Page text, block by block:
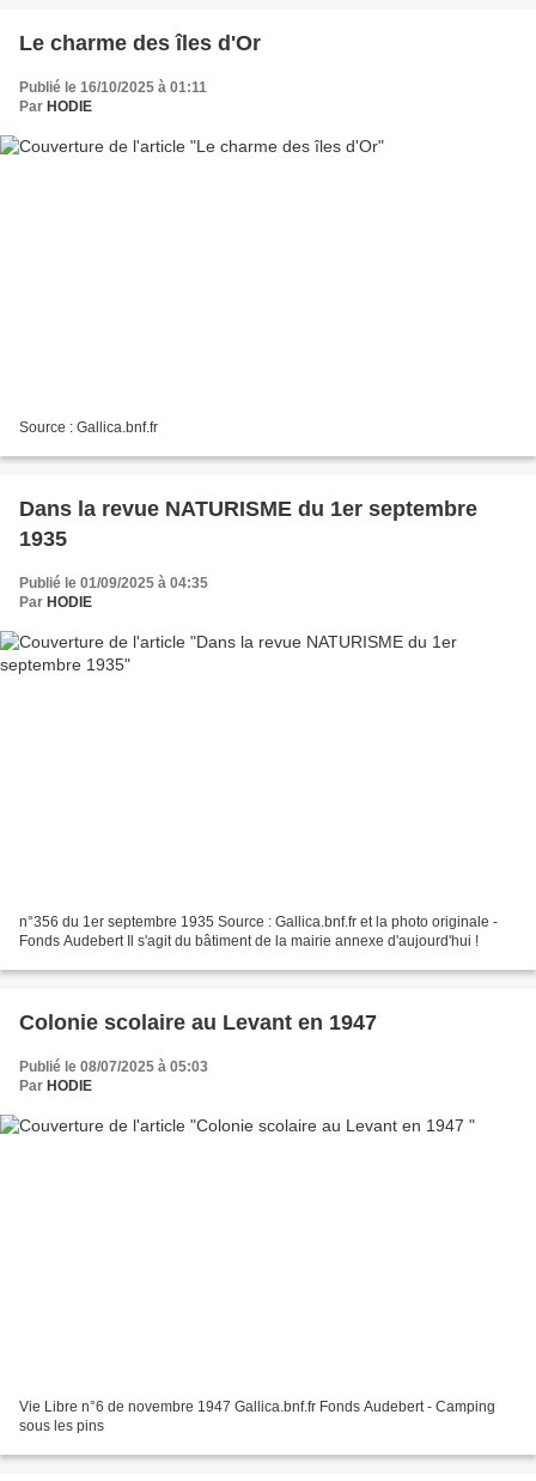
Le charme des îles d'Or
Publié le 16/10/2025 à 01:11
Par HODIE
Source : Gallica.bnf.fr
Dans la revue NATURISME du 1er septembre
1935
Publié le 01/09/2025 à 04:35
Par HODIE
n°356 du 1er septembre 1935 Source : Gallica.bnf.fr et la photo originale -
Fonds Audebert Il s'agit du bâtiment de la mairie annexe d'aujourd'hui !
Colonie scolaire au Levant en 1947
Publié le 08/07/2025 à 05:03
Par HODIE
Vie Libre n°6 de novembre 1947 Gallica.bnf.fr Fonds Audebert - Camping
sous les pins